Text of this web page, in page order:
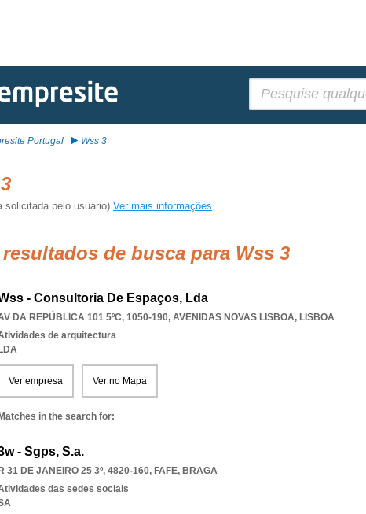
Portugal Wss 3
solicitada pelo usuário) Ver mais informações
resultados de busca para Wss 3
- Consultoria De Espaços, Lda
DA REPÚBLICA 101 5ºC, 1050-190, AVENIDAS NOVAS LISBOA, LISBOA
de arquitectura
LDA
Ver empresa Ver no Mapa
Matches in the search for:
- Sgps, S.a.
R 31 DE JANEIRO 25 3º, 4820-160, FAFE, BRAGA
das sedes sociais